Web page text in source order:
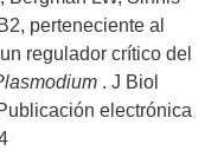
perteneciente al
regulador crítico del
. J Biol
electrónica